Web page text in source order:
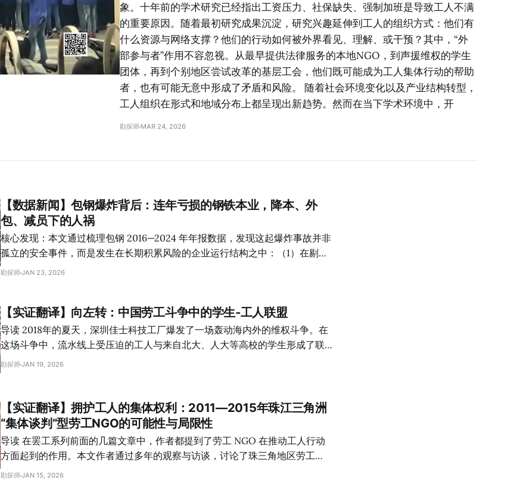
象。十年前的学术研究已经指出工资压力、社保缺失、强制加班是导致工人不满
的重要原因。随着最初研究成果沉淀，研究兴趣延伸到工人的组织方式：他们有
什么资源与网络支撑？他们的行动如何被外界看见、理解、或干预？其中，“外
部参与者”作用不容忽视。从最早提供法律服务的本地NGO，到声援维权的学生
团体，再到个别地区尝试改革的基层工会，他们既可能成为工人集体行动的帮助
者，也有可能无意中形成了矛盾和风险。 随着社会环境变化以及产业结构转型，
工人组织在形式和地域分布上都呈现出新趋势。然而在当下学术环境中，开
勘探师 MAR 24, 2026
【数据新闻】包钢爆炸背后：连年亏损的钢铁本业，降本、外
包、减员下的人祸
核心发现：本文通过梳理包钢 2016—2024 年年报数据，发现这起爆炸事故并非
孤立的安全事件，而是发生在长期积累风险的企业运行结构之中：（1）在剔除
政府补助与投资收益后，包钢钢铁主业在 2022 年与 2024 年已出现实质性亏
力，企业将“降本增效”确立为核心策略，吨钢成本下降主要通过压缩劳动与维护
环节实现，表现为生产人员持续减少、人均产量上升以及劳务外包工时在 2022
年后大幅攀升，生产现场出现人力替代与经验断层；（3）在债务压力高企、利
铁爆炸、钢铁行业、财务分析、降本增效、职业安全 2026年1月18日发生的包头
钢铁爆炸事故让人感到震惊与难过，10人死亡，84人受伤，是近年最严重的一
起钢铁行业安全事故。
勘探师 JAN 23, 2026
【实证翻译】向左转：中国劳工斗争中的学生-工人联盟
导读 2018年的夏天，深圳佳士科技工厂爆发了一场轰动海内外的维权斗争。在
这场斗争中，流水线上受压迫的工人与来自北大、人大等高校的学生形成了联
盟。作者认为，这标志着中国劳工运动的一个历史性转折点：新一代的抗争者不
线。虽然这场运动最终遭到了严厉的压制，许多工人和学生为此付出了巨大的代
价，但三个“回归”为中国工人和学生的左翼运动奠定了基础。超越公民社会和劳
工非政府组织的框架，毛泽东群众路线的复兴和阶级政治的重新激活，为劳工斗
争塑造了一个充满潜力的未来。 关键词：左翼政治，学生-工人联盟；劳工斗
争；佳士；中国 译者：Allen 校对：事务员Z 专题导言 在中国，罢工从来没有被
政府允许过。但这并不意味着工人没有行动的可能。从2010年南海本田罢工，
勘探师 JAN 19, 2026
【实证翻译】拥护工人的集体权利：2011—2015年珠江三角洲
“集体谈判”型劳工NGO的可能性与局限性
导读 在罢工系列前面的几篇文章中，作者都提到了劳工 NGO 在推动工人行动
方面起到的作用。本文作者通过多年的观察与访谈，讨论了珠三角地区劳工
NGO 在推动集体谈判过程中的贡献，以及其作为公民社会组织的局限性。 随着
勘探师 JAN 15, 2026